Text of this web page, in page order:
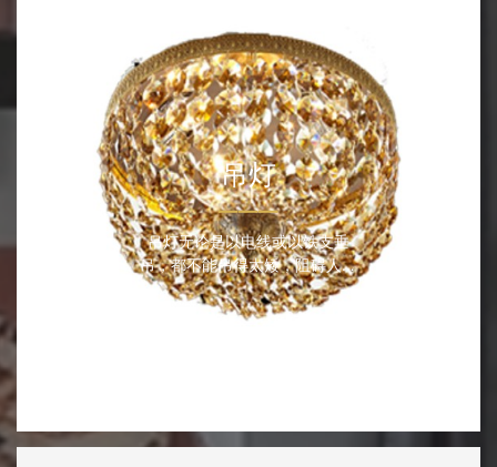
吊灯
———
吊灯无论是以电线或以铁支垂
吊，都不能吊得太矮，阻碍人正
常的视...